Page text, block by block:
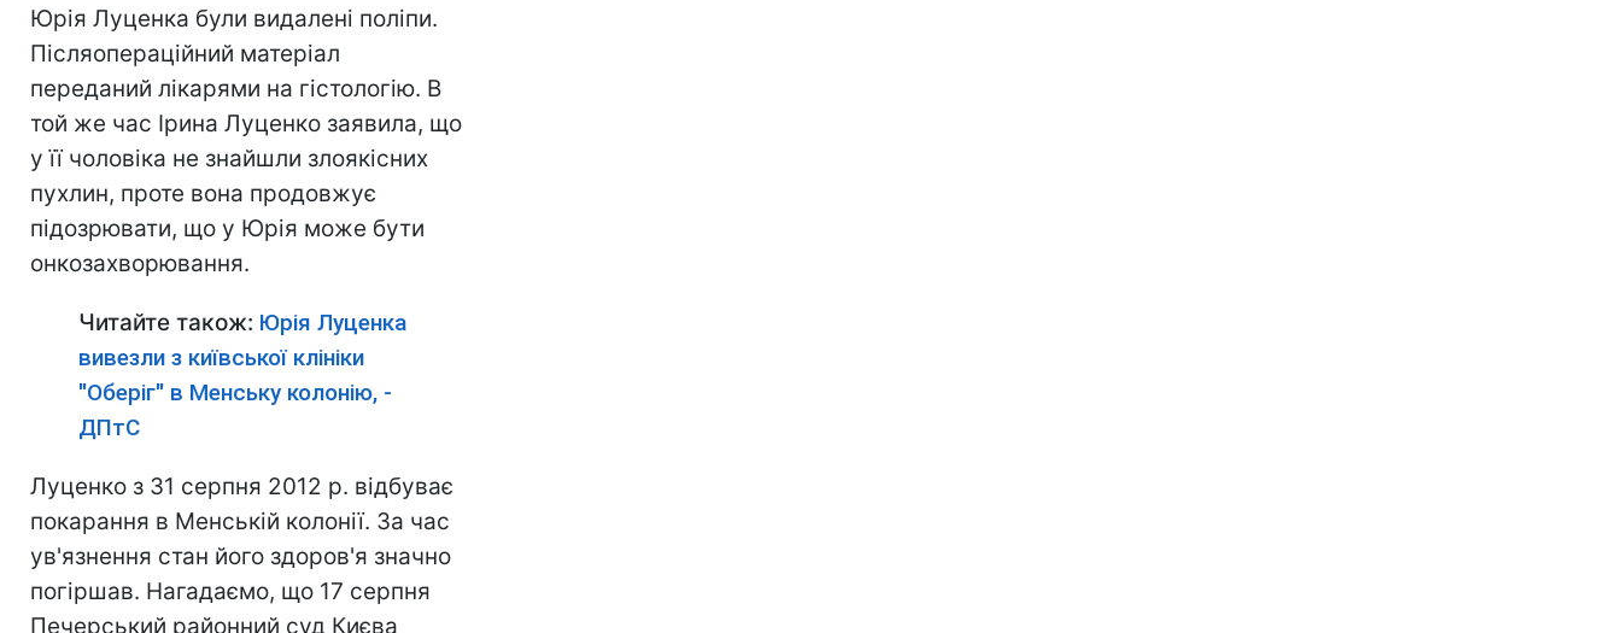
Юрія Луценка були видалені поліпи.
Післяопераційний матеріал
переданий лікарями на гістологію. В
той же час Ірина Луценко заявила, що
у її чоловіка не знайшли злоякісних
пухлин, проте вона продовжує
підозрювати, що у Юрія може бути
онкозахворювання.
Читайте також: Юрія Луценка
вивезли з київської клініки
"Оберіг" в Менську колонію, -
ДПтС
Луценко з 31 серпня 2012 р. відбуває
покарання в Менській колонії. За час
ув'язнення стан його здоров'я значно
погіршав. Нагадаємо, що 17 серпня
Печерський районний суд Києва